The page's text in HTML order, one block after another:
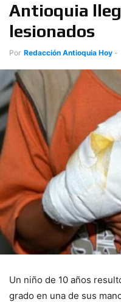
Antioquia
lesionados
Por Redacción Antioquia Hoy -
Un niño de 10 años
grado en una de sus